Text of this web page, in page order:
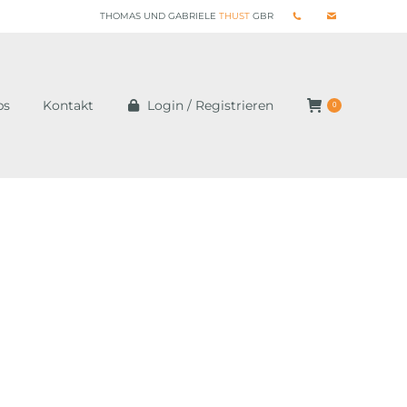
THOMAS UND GABRIELE THUST GBR
Kontakt Login / Registrieren 0